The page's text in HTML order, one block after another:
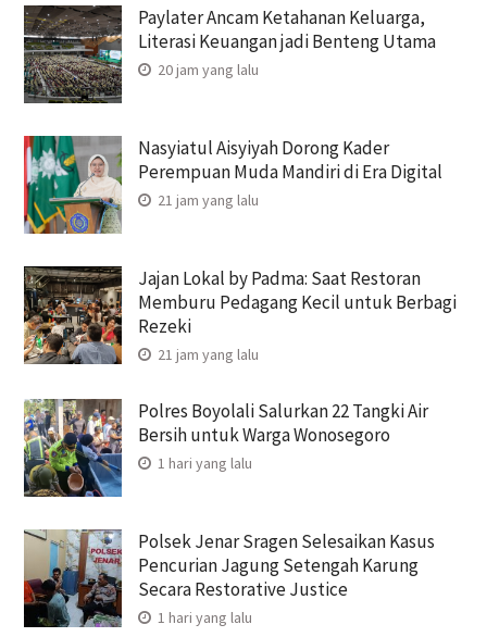
Paylater Ancam Ketahanan Keluarga,
Literasi Keuangan jadi Benteng Utama
20 jam yang lalu
Nasyiatul Aisyiyah Dorong Kader
Perempuan Muda Mandiri di Era Digital
21 jam yang lalu
Jajan Lokal by Padma: Saat Restoran
Memburu Pedagang Kecil untuk Berbagi
Rezeki
21 jam yang lalu
Polres Boyolali Salurkan 22 Tangki Air
Bersih untuk Warga Wonosegoro
1 hari yang lalu
Polsek Jenar Sragen Selesaikan Kasus
Pencurian Jagung Setengah Karung
Secara Restorative Justice
1 hari yang lalu